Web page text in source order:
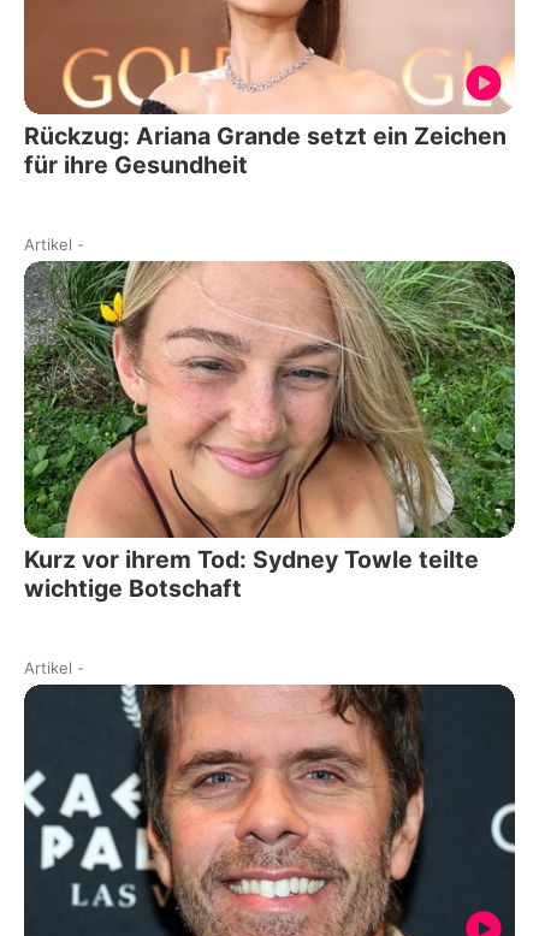
Rückzug: Ariana Grande setzt ein Zeichen
für ihre Gesundheit
Artikel -
Kurz vor ihrem Tod: Sydney Towle teilte
wichtige Botschaft
Artikel -